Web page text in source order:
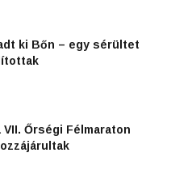
ki Bőn – egy sérültet
Őrségi Félmaraton